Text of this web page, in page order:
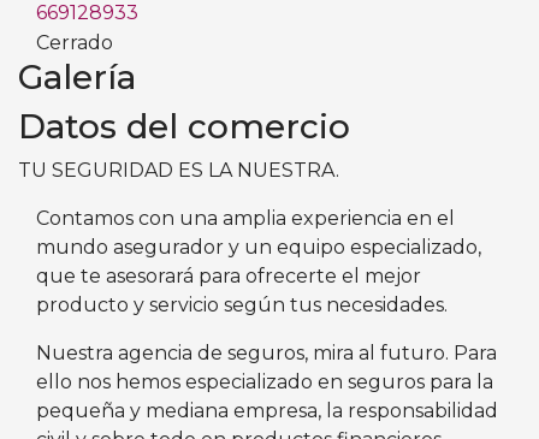
669128933
Cerrado
Galería
Datos del comercio
TU SEGURIDAD ES LA NUESTRA.
Contamos con una amplia experiencia en el
mundo asegurador y un equipo especializado,
que te asesorará para ofrecerte el mejor
producto y servicio según tus necesidades.
Nuestra agencia de seguros, mira al futuro. Para
ello nos hemos especializado en seguros para la
pequeña y mediana empresa, la responsabilidad